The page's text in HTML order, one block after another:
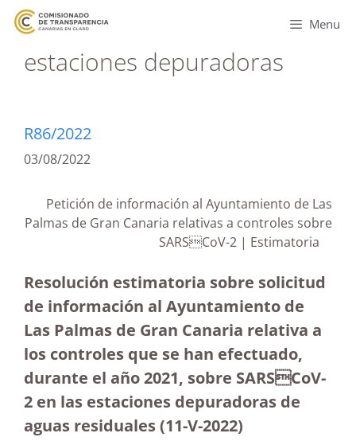
Menu
estaciones depuradoras
R86/2022
03/08/2022
Petición de información al Ayuntamiento de Las
Palmas de Gran Canaria relativas a controles sobre
SARSCoV-2 | Estimatoria
Resolución estimatoria sobre solicitud
de información al Ayuntamiento de
Las Palmas de Gran Canaria relativa a
los controles que se han efectuado,
durante el año 2021, sobre SARSCoV-
2 en las estaciones depuradoras de
aguas residuales (11-V-2022)